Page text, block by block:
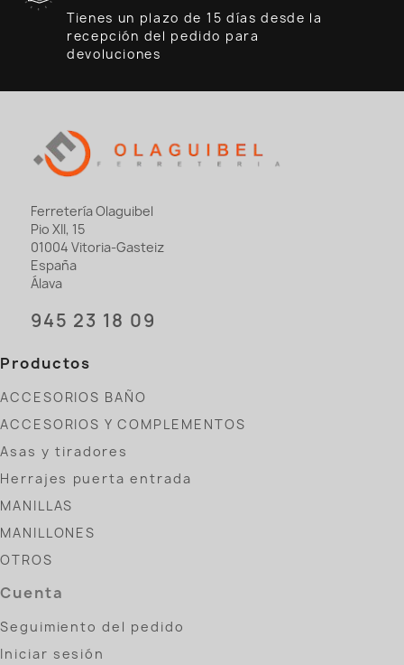
Tienes un plazo de 15 días desde la
recepción del pedido para
devoluciones
Ferretería Olaguibel
Pio XII, 15
01004 Vitoria-Gasteiz
España
Álava
945 23 18 09
Productos
ACCESORIOS BAÑO
ACCESORIOS Y COMPLEMENTOS
Asas y tiradores
Herrajes puerta entrada
MANILLAS
MANILLONES
OTROS
Cuenta
Seguimiento del pedido
Iniciar sesión